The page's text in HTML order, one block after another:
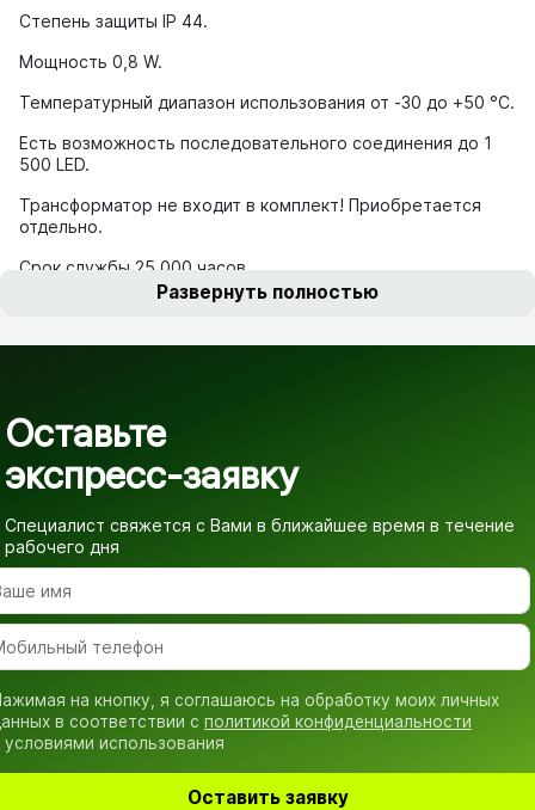
Степень защиты IP 44.
Мощность 0,8 W.
Температурный диапазон использования от -30 до +50 °С.
Есть возможность последовательного соединения до 1
500 LED.
Трансформатор не входит в комплект! Приобретается
отдельно.
Срок службы 25 000 часов.
Развернуть полностью
Оставьте
экспресс-заявку
Специалист свяжется с Вами в ближайшее время в течение
рабочего дня
на кнопку, я соглашаюсь на обработку моих личных
в соответствии с политикой конфиденциальности
условиями использования
Оставить заявку